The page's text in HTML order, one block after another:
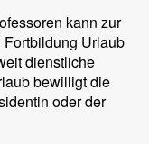
kann zur
Urlaub
dienstliche
bewilligt die
oder der